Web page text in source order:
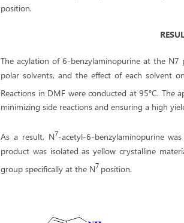
position.
The acylation of 6-benzylaminopurine at the
polar solvents, and the effect of each solvent
Reactions in DMF were conducted at 95°C.
minimizing side reactions and ensuring a high
As a result, N7-acetyl-6-benzylaminopurine
product was isolated as yellow crystalline
group specifically at the N7 position.